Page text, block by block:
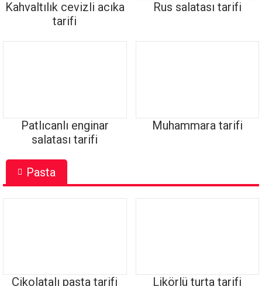
Kahvaltılık cevizli acıka
tarifi
Rus salatası tarifi
Patlıcanlı enginar
salatası tarifi
Muhammara tarifi
Pasta
Çikolatalı pasta tarifi Likörlü turta tarifi